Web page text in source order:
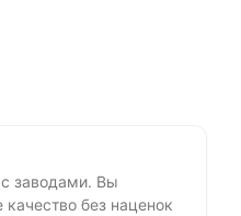
заводами. Вы
качество без наценок